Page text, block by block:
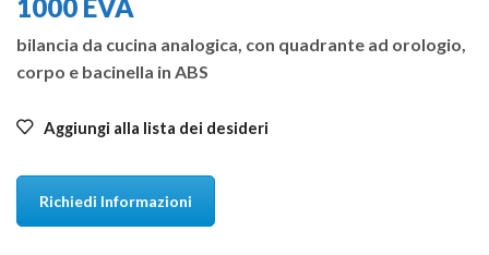
1000 EVA
bilancia da cucina analogica, con quadrante ad orologio,
corpo e bacinella in ABS
Aggiungi alla lista dei desideri
Richiedi Informazioni